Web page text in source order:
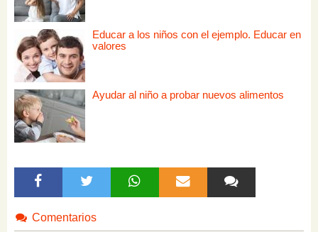
Educar a los niños con el ejemplo. Educar en
valores
Ayudar al niño a probar nuevos alimentos
Comentarios